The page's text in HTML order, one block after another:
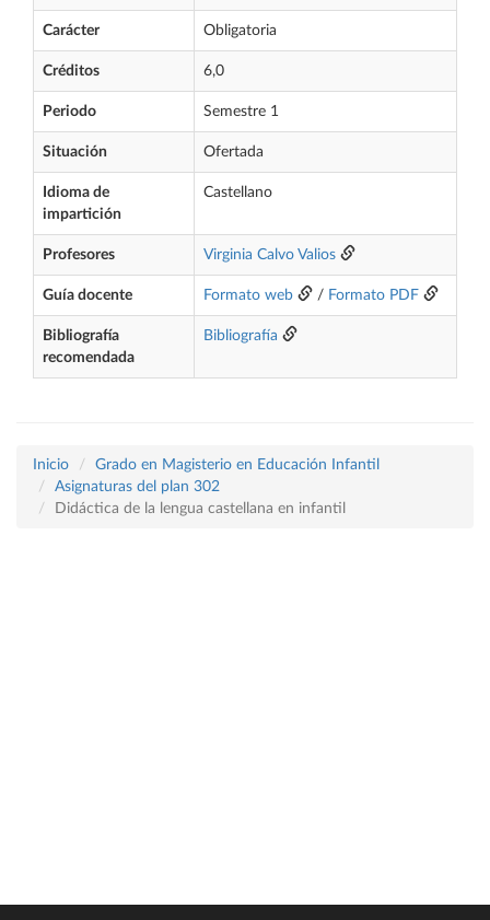
Carácter Obligatoria
Créditos 6,0
Periodo Semestre 1
Situación Ofertada
Idioma de
impartición
Castellano
Profesores Virginia Calvo Valios
Guía docente Formato web / Formato PDF
Bibliografía
recomendada
Bibliografía
Inicio
Grado en Magisterio en Educación Infantil
Asignaturas del plan 302
Didáctica de la lengua castellana en infantil